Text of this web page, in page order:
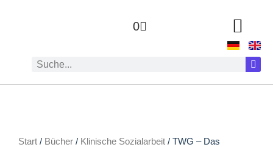
0
Start / Bücher / Klinische Sozialarbeit / TWG – Das